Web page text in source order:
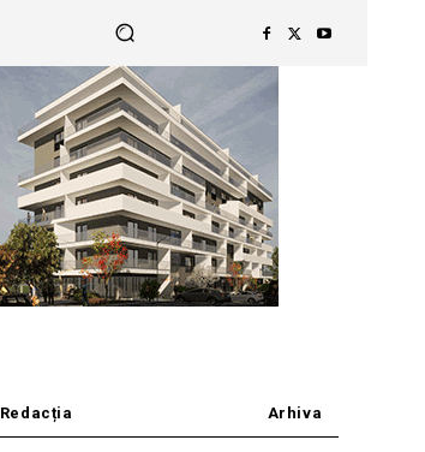
Redacția Arhiva